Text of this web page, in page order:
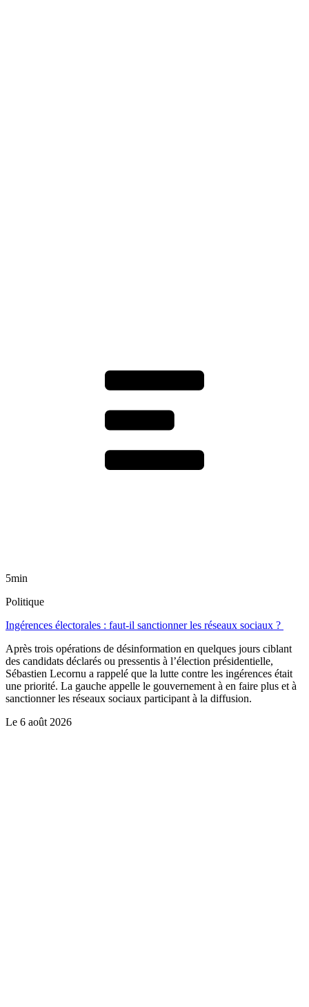
5min
Politique
Ingérences électorales : faut-il sanctionner les réseaux sociaux ?
Après trois opérations de désinformation en quelques jours ciblant
des candidats déclarés ou pressentis à l’élection présidentielle,
Sébastien Lecornu a rappelé que la lutte contre les ingérences était
une priorité. La gauche appelle le gouvernement à en faire plus et à
sanctionner les réseaux sociaux participant à la diffusion.
Le 6 août 2026